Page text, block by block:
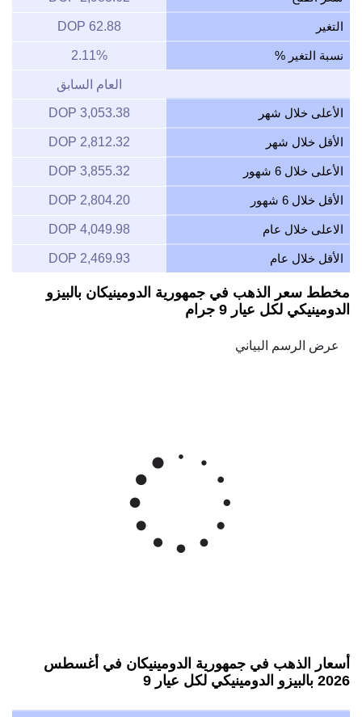
التغير 62.88 DOP
نسبة التغير % 2.11%
العام السابق
الأعلى خلال شهر 3,053.38 DOP
الأقل خلال شهر 2,812.32 DOP
الأعلى خلال 6 شهور 3,855.32 DOP
الأقل خلال 6 شهور 2,804.20 DOP
الاعلى خلال عام 4,049.98 DOP
الأقل خلال عام 2,469.93 DOP
مخطط سعر الذهب في جمهورية الدومينيكان بالبيزو
الدومينيكي لكل عيار 9 جرام
أسعار الذهب في جمهورية الدومينيكان في أغسطس
2026 بالبيزو الدومينيكي لكل عيار 9